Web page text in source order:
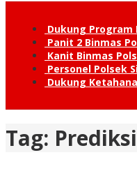
Dukung
Panit 2 Binmas
Kanit Binmas
Personel Polsek
Dukung
Tag: